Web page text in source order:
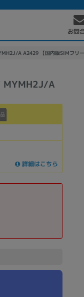
お問
A A2429 【国内版SIMフリ
MYMH2J/A
詳細はこちら